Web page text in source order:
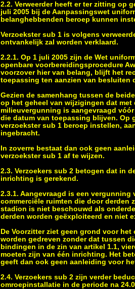
2.2. Verweerder heeft er ter zitting op
juli 2005 bij de Aanpassingswet
belanghebbenden beroep kunnen
Verzoekster sub 1 is volgens
ontvankelijk zal worden verklaard.
2.2.1. Op 1 juli 2005 zijn de Wet
openbare voorbereidingsprocedure
voorzover hier van belang, blijft het
toepassing ten aanzien van besluiten
Gezien de samenhang tussen de
op het geheel van wijzigingen dat met
milieuvergunning is aangevraagd
die datum van toepassing blijven. Op
verzoekster sub 1 beroep instellen,
ingebracht.
In zoverre bestaat dan ook geen
verzoekster sub 1 af te wijzen.
2.3. Verzoekers sub 2 betogen dat in
inrichting is gerekend.
2.3.1. Aangevraagd is een
commerciële ruimten die door derden
stadion is niet beschouwd als
derden worden geëxploiteerd en niet
De Voorzitter ziet geen grond voor
worden gedreven zonder dat tussen
bindingen in de zin van artikel 1.1,
moeten zijn van één inrichting. Het
geeft dan ook geen aanleiding voor
2.4. Verzoekers sub 2 zijn verder
omroepinstallatie in de periode na